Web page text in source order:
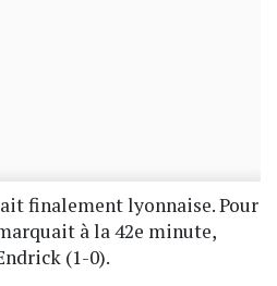
finalement lyonnaise. Pour
à la 42e minute,
(1-0).